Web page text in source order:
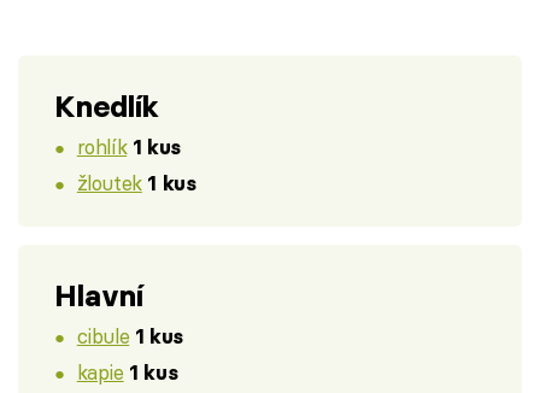
Knedlík
rohlík 1 kus
žloutek 1 kus
Hlavní
cibule 1 kus
kapie 1 kus